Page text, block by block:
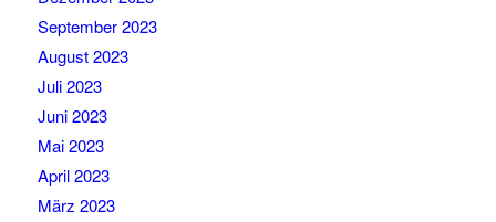
September 2023
August 2023
Juli 2023
Juni 2023
Mai 2023
April 2023
März 2023